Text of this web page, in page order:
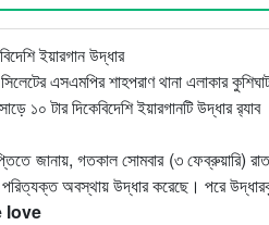
সিলেটের এসএমপির শাহপরাণ থানা এলাকার
১০ টার দিকেবিদেশি ইয়ারগানটি উদ্ধার র‌্যাব
জানায়, গতকাল সোমবার (৩ ফেব্রুয়ারি)
পরিত্যক্ত অবস্থায় উদ্ধার করেছে। পরে
love